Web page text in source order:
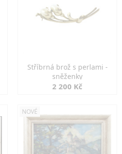
Stříbrná brož s perlami -
sněženky
2 200 Kč
NOVÉ